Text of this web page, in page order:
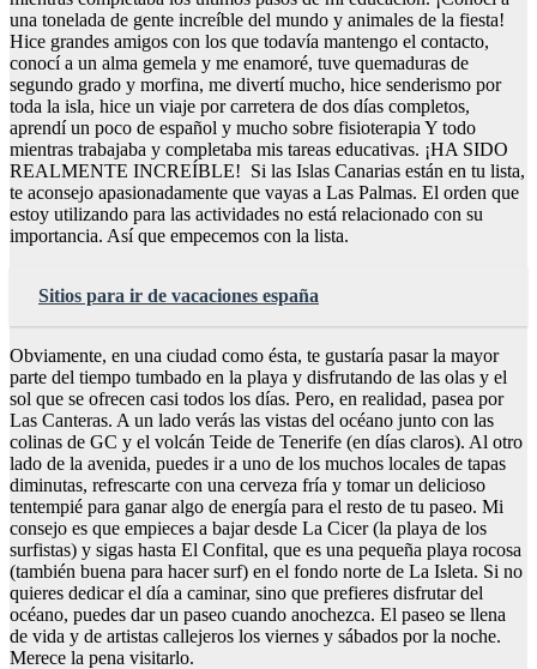
una tonelada de gente increíble del mundo y animales de la fiesta!
Hice grandes amigos con los que todavía mantengo el contacto,
conocí a un alma gemela y me enamoré, tuve quemaduras de
segundo grado y morfina, me divertí mucho, hice senderismo por
toda la isla, hice un viaje por carretera de dos días completos,
aprendí un poco de español y mucho sobre fisioterapia Y todo
mientras trabajaba y completaba mis tareas educativas. ¡HA SIDO
REALMENTE INCREÍBLE! Si las Islas Canarias están en tu lista,
te aconsejo apasionadamente que vayas a Las Palmas. El orden que
estoy utilizando para las actividades no está relacionado con su
importancia. Así que empecemos con la lista.
Sitios para ir de vacaciones españa
Obviamente, en una ciudad como ésta, te gustaría pasar la mayor
parte del tiempo tumbado en la playa y disfrutando de las olas y el
sol que se ofrecen casi todos los días. Pero, en realidad, pasea por
Las Canteras. A un lado verás las vistas del océano junto con las
colinas de GC y el volcán Teide de Tenerife (en días claros). Al otro
lado de la avenida, puedes ir a uno de los muchos locales de tapas
diminutas, refrescarte con una cerveza fría y tomar un delicioso
tentempié para ganar algo de energía para el resto de tu paseo. Mi
consejo es que empieces a bajar desde La Cicer (la playa de los
surfistas) y sigas hasta El Confital, que es una pequeña playa rocosa
(también buena para hacer surf) en el fondo norte de La Isleta. Si no
quieres dedicar el día a caminar, sino que prefieres disfrutar del
océano, puedes dar un paseo cuando anochezca. El paseo se llena
de vida y de artistas callejeros los viernes y sábados por la noche.
Merece la pena visitarlo.